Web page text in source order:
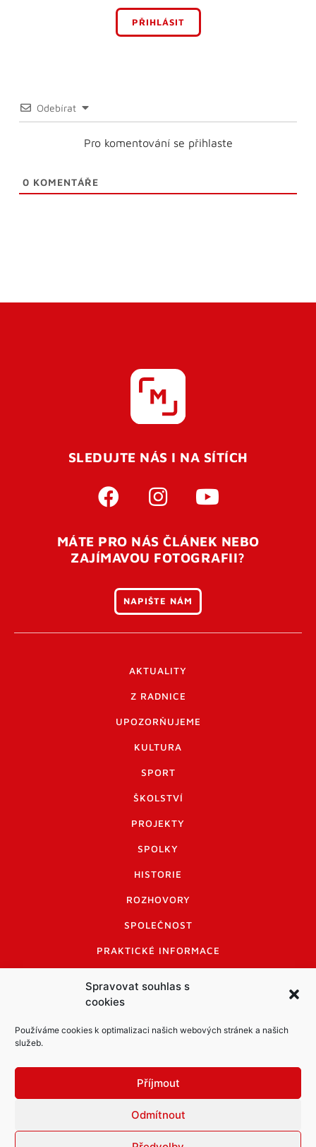
Spravovat souhlas s
cookies
Používáme cookies k optimalizaci našich webových stránek a našich
služeb.
Příjmout
Odmítnout
PŘIHLÁSIT
Odebírat
Pro komentování se přihlaste
0 KOMENTÁŘE
SLEDUJTE NÁS I NA SÍTÍCH
MÁTE PRO NÁS ČLÁNEK NEBO
ZAJÍMAVOU FOTOGRAFII?
NAPIŠTE NÁM
AKTUALITY
Z RADNICE
UPOZORŇUJEME
KULTURA
SPORT
ŠKOLSTVÍ
PROJEKTY
SPOLKY
HISTORIE
ROZHOVORY
SPOLEČNOST
PRAKTICKÉ INFORMACE
INFORMACE A KODEX DISKUTUJÍCÍCH
LOGO A LOGO MANUÁL
Informace o zpracování osobních údajů